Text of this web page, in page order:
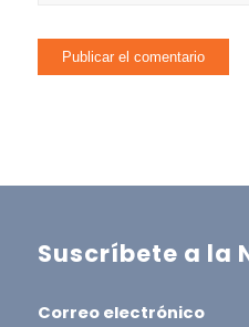
Suscríbete a la
Correo electrónico